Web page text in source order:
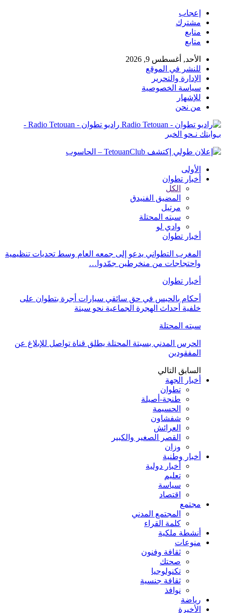
إعجاب
مشترك
متابع
متابع
الأحد, أغسطس 9, 2026
للنشر في الموقع
الإدارة والتحرير
سياسة الخصوصية
للإشهار
من نحن
راديو تطوان - Radio Tetouan -
بـوابتك نـحو الخبر
الأولى
أخبار تطوان
الكل
المضيق الفنيدق
مرتيل
سبته المحتلة
وادي لو
أخبار تطوان
المغرب التطواني يدعو إلى جمعه العام وسط تحديات تنظيمية
واحتجاجات من منخرطين جمّدوا…
أخبار تطوان
أحكام بالحبس في حق سائقي سيارات أجرة بتطوان على
خلفية أحداث الهجرة الجماعية نحو سبتة
سبته المحتلة
الحرس المدني بسبتة المحتلة يطلق قناة تواصل للإبلاغ عن
المفقودين
السابق التالي
أخبار الجهة
تطوان
طنجة-أصيلة
الحسيمة
شفشاون
العرائش
القصر الصغير والكبير
وزان
أخبار وطنية
أخبار دولية
تعليم
سياسة
اقتصاد
مجتمع
المجتمع المدني
كلمة القراء
أنشطة ملكية
منوعات
ثقافة وفنون
صحتك
تكنولوجيا
ثقافة جنسية
نوافذ
رياضة
الأخيرة